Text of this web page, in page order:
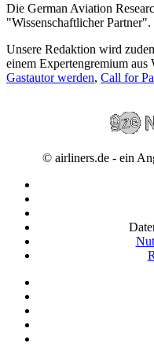
Die German Aviation
"Wissenschaftlicher
Unsere Redaktion wird
einem Expertengremium aus
Gastautor werden, Call for
© airliners.de - ein